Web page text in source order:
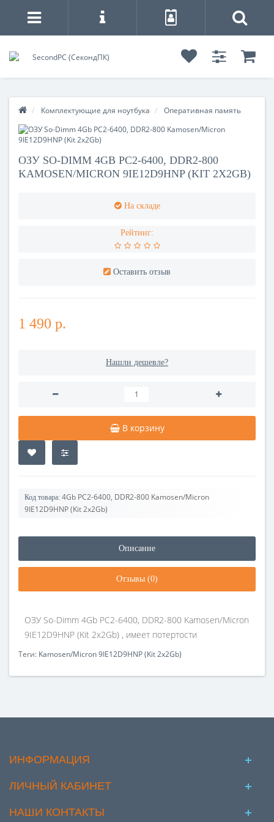
Комплектующие для ноутбука Оперативная память
ОЗУ SO-DIMM 4GB PC2-6400, DDR2-800
KAMOSEN/MICRON 9IE12D9HNP (KIT 2X2GB)
На складе
Рейтинг:
Оставить отзыв
1 490 р.
Нашли дешевле?
В корзину
Код товара: 4Gb PC2-6400, DDR2-800 Kamosen/Micron
9IE12D9HNP (Kit 2x2Gb)
Описание
Отзывы (0)
ОЗУ So-Dimm 4Gb PC2-6400, DDR2-800 Kamosen/Micron
9IE12D9HNP (Kit 2x2Gb) , имеет потертости
Теги: Kamosen/Micron 9IE12D9HNP (Kit 2x2Gb)
ИНФОРМАЦИЯ
ЛИЧНЫЙ КАБИНЕТ
НАШИ КОНТАКТЫ